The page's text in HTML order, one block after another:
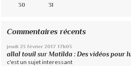
30
31
Commentaires récents
jeudi 23 février 2017 17h03
allal touil surMatilda : Des vidéos pour
c'est un sujet interessant